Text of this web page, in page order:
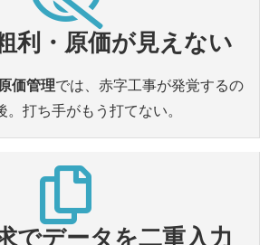
利・原価が見えない
価管理では、赤字工事が発覚するの
。打ち手がもう打てない。
でデータを二重入力